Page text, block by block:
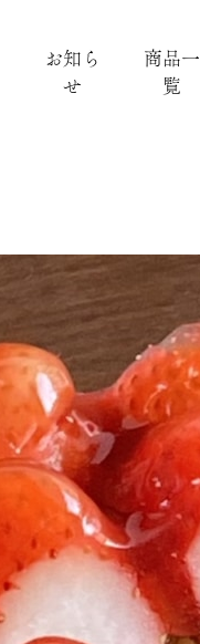
お知ら
せ
商品一
覧